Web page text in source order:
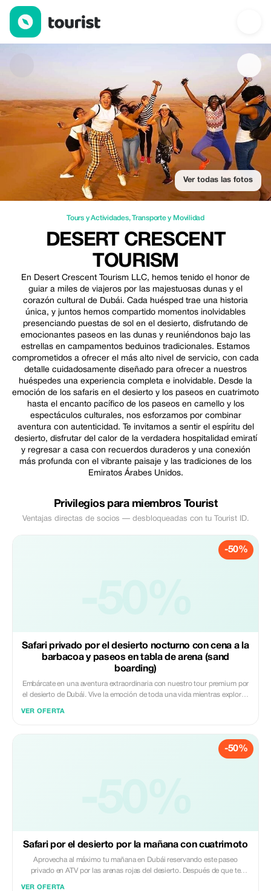
Desert Crescent Tourism — Tours y Actividades | Up to 52%
Ver todas las fotos
Tours y Actividades,Transporte y Movilidad
DESERT CRESCENT
TOURISM
En Desert Crescent Tourism LLC, hemos tenido el honor de
guiar a miles de viajeros por las majestuosas dunas y el
corazón cultural de Dubái. Cada huésped trae una historia
única, y juntos hemos compartido momentos inolvidables
presenciando puestas de sol en el desierto, disfrutando de
emocionantes paseos en las dunas y reuniéndonos bajo las
estrellas en campamentos beduinos tradicionales. Estamos
comprometidos a ofrecer el más alto nivel de servicio, con cada
detalle cuidadosamente diseñado para ofrecer a nuestros
huéspedes una experiencia completa e inolvidable. Desde la
emoción de los safaris en el desierto y los paseos en cuatrimoto
hasta el encanto pacífico de los paseos en camello y los
espectáculos culturales, nos esforzamos por combinar
aventura con autenticidad. Te invitamos a sentir el espíritu del
desierto, disfrutar del calor de la verdadera hospitalidad emiratí
y regresar a casa con recuerdos duraderos y una conexión
más profunda con el vibrante paisaje y las tradiciones de los
Emiratos Árabes Unidos.
Privilegios para miembros Tourist
Ventajas directas de socios — desbloqueadas con tu Tourist ID.
-50%
Safari privado por el desierto nocturno con cena a la
barbacoa y paseos en tabla de arena (sand
boarding)
Embárcate en una aventura extraordinaria con nuestro tour premium por
el desierto de Dubái. Vive la emoción de toda una vida mientras exploras
VER OFERTA
-50%
Safari por el desierto por la mañana con cuatrimoto
Aprovecha al máximo tu mañana en Dubái reservando este paseo
privado en ATV por las arenas rojas del desierto. Después de que te
VER OFERTA